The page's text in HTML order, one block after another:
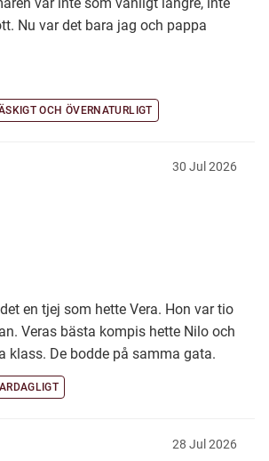
Nu var det bara jag och pappa
OCH ÖVERNATURLIGT
30 Jul 2026
en tjej som hette Vera. Hon var tio
Veras bästa kompis hette Nilo och
klass. De bodde på samma gata.
28 Jul 2026